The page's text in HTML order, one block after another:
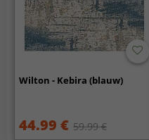
Wilton - Kebira (blauw)
44.99 € 59.99 €